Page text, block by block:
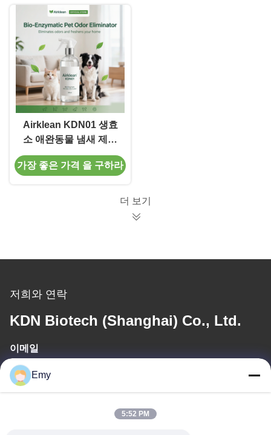
Airklean KDN01 생효
소 애완동물 냄새 제거
기 풀셀 발효 추출물 탈
취 액체
가장 좋은 가격 을 구하라
더 보기
저희와 연락
KDN Biotech (Shanghai) Co., Ltd.
이메일
panxy@vlandgroup.com
Emy
5:52 PM